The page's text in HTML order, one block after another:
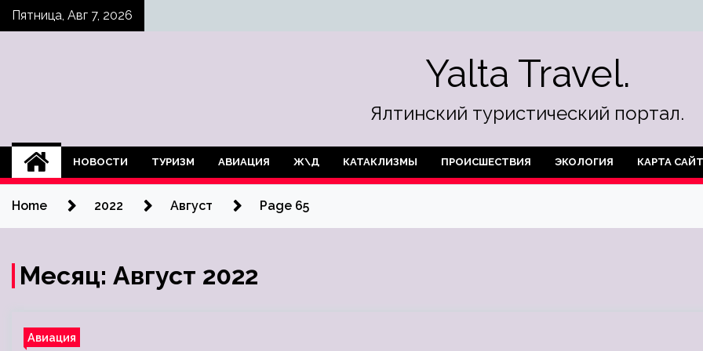
SkipПятница, Авг 7, 2026
Yalta Travel.
Ялтинский туристический портал.
НОВОСТИ ТУРИЗМ АВИАЦИЯ Ж\Д КАТАКЛИЗМЫ ПРОИСШЕСТВИЯ ЭКОЛОГИЯ КАРТА
Home 2022 Август Page 65
Месяц: Август 2022
Авиация